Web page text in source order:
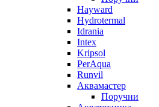
Hayward
Hydrotermal
Idrania
Intex
Kripsol
PerAqua
Runvil
Аквамастер
Поручни